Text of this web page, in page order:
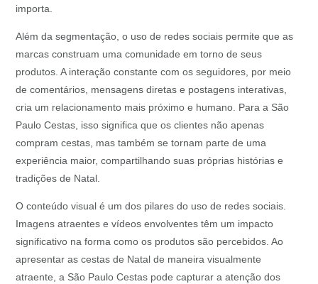
importa.
Além da segmentação, o uso de redes sociais permite que as
marcas construam uma comunidade em torno de seus
produtos. A interação constante com os seguidores, por meio
de comentários, mensagens diretas e postagens interativas,
cria um relacionamento mais próximo e humano. Para a São
Paulo Cestas, isso significa que os clientes não apenas
compram cestas, mas também se tornam parte de uma
experiência maior, compartilhando suas próprias histórias e
tradições de Natal.
O conteúdo visual é um dos pilares do uso de redes sociais.
Imagens atraentes e vídeos envolventes têm um impacto
significativo na forma como os produtos são percebidos. Ao
apresentar as cestas de Natal de maneira visualmente
atraente, a São Paulo Cestas pode capturar a atenção dos